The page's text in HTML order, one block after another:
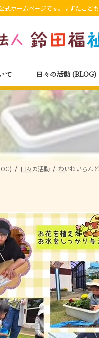
式ホームページです。すずたこど
て 日々の活動 (BLOG)
日々の活動 わいわいらんど